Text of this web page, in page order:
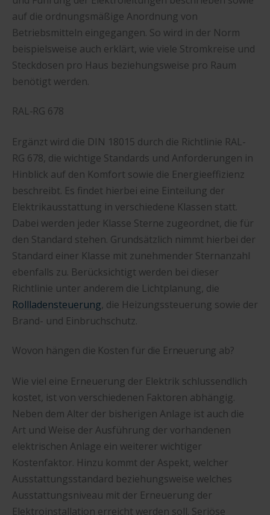
auf die ordnungsmäßige Anordnung von
Betriebsmitteln eingegangen. So wird in der Norm
beispielsweise auch erklärt, wie viele Stromkreise und
Steckdosen pro Haus beziehungsweise pro Raum
benötigt werden.
RAL-RG 678
Ergänzt wird die DIN 18015 durch die Richtlinie RAL-
RG 678, die wichtige Standards und Anforderungen in
Hinblick auf den Komfort sowie die Energieeffizienz
beschreibt. Es findet hierbei eine Einteilung der
Elektrikausstattung in verschiedene Klassen statt.
Dabei werden jeder Klasse Sterne zugeordnet, die für
den Standard stehen. Grundsätzlich nimmt hierbei der
Standard einer Klasse mit zunehmender Sternanzahl
ebenfalls zu. Berücksichtigt werden bei dieser
Richtlinie unter anderem die Lichtplanung, die
Rollladensteuerung, die Heizungssteuerung sowie der
Brand- und Einbruchschutz.
Wovon hängen die Kosten für die Erneuerung ab?
Wie viel eine Erneuerung der Elektrik schlussendlich
kostet, ist von verschiedenen Faktoren abhängig.
Neben dem Alter der bisherigen Anlage ist auch die
Art und Weise der Ausführung der vorhandenen
elektrischen Anlage ein weiterer wichtiger
Kostenfaktor. Hinzu kommt der Aspekt, welcher
Ausstattungsstandard beziehungsweise welches
Ausstattungsniveau mit der Erneuerung der
Elektroinstallation erreicht werden soll. Seriöse